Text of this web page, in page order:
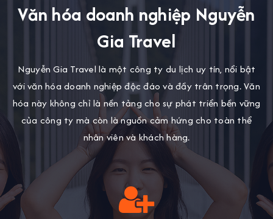
Văn hóa doanh nghiệp Nguyễn
Gia Travel
Nguyễn Gia Travel là một công ty du lịch uy tín, nổi bật
với văn hóa doanh nghiệp độc đáo và đầy trân trọng. Văn
hóa này không chỉ là nền tảng cho sự phát triển bền vững
của công ty mà còn là nguồn cảm hứng cho toàn thể
nhân viên và khách hàng.